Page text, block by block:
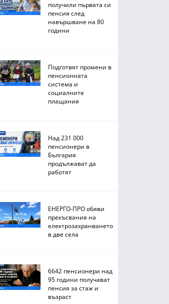
получили първата си
пенсия след
навършване на 80
години
Подготвят промени в
пенсионната
система и
социалните
плащания
Над 231 000
пенсионери в
България
продължават да
работят
ЕНЕРГО-ПРО обяви
прекъсвания на
електрозахранването
в две села
6642 пенсионери над
95 години получават
пенсия за стаж и
възраст